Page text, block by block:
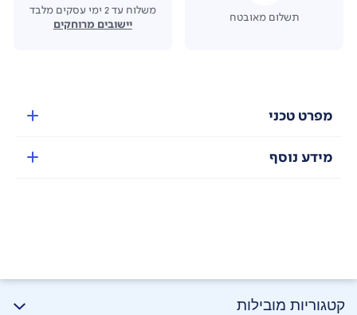
תשלום מאובטח
משלוח עד 2 ימי עסקים מלבד
יישובים מרוחקים
מפרט טכני
מידע נוסף
קטגוריות מובילות